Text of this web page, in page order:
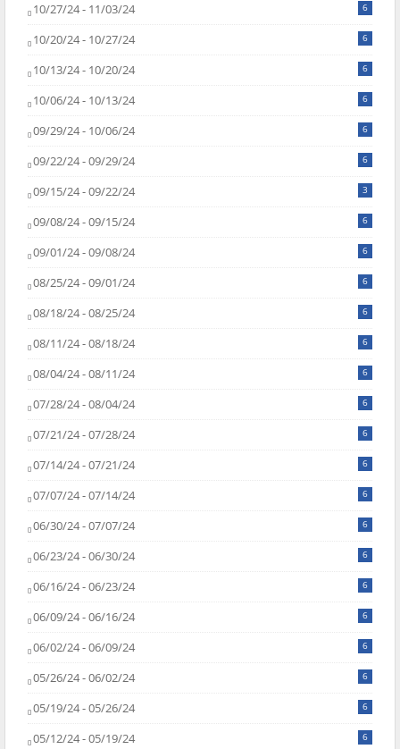
10/27/24 - 11/03/24 6
10/20/24 - 10/27/24 6
10/13/24 - 10/20/24 6
10/06/24 - 10/13/24 6
09/29/24 - 10/06/24 6
09/22/24 - 09/29/24 6
09/15/24 - 09/22/24 3
09/08/24 - 09/15/24 6
09/01/24 - 09/08/24 6
08/25/24 - 09/01/24 6
08/18/24 - 08/25/24 6
08/11/24 - 08/18/24 6
08/04/24 - 08/11/24 6
07/28/24 - 08/04/24 6
07/21/24 - 07/28/24 6
07/14/24 - 07/21/24 6
07/07/24 - 07/14/24 6
06/30/24 - 07/07/24 6
06/23/24 - 06/30/24 6
06/16/24 - 06/23/24 6
06/09/24 - 06/16/24 6
06/02/24 - 06/09/24 6
05/26/24 - 06/02/24 6
05/19/24 - 05/26/24 6
05/12/24 - 05/19/24 6